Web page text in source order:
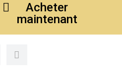
Acheter
maintenant